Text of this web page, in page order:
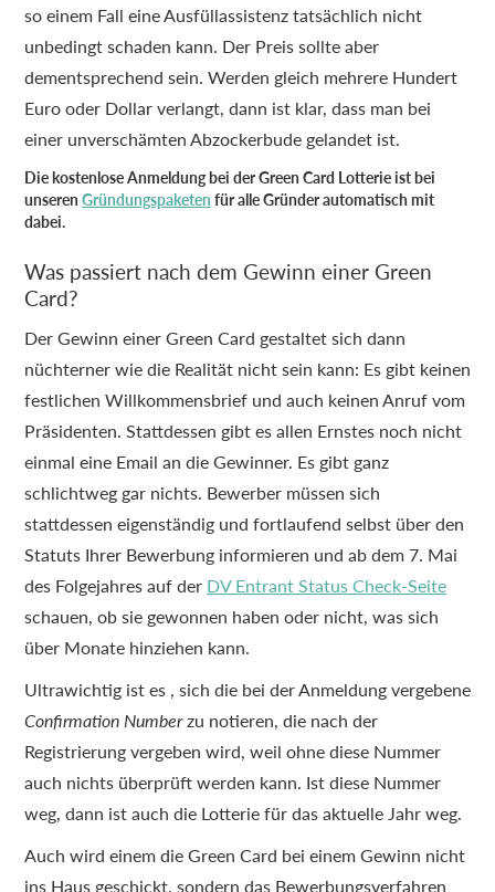
so einem Fall eine Ausfüllassistenz tatsächlich nicht
unbedingt schaden kann. Der Preis sollte aber
dementsprechend sein. Werden gleich mehrere Hundert
Euro oder Dollar verlangt, dann ist klar, dass man bei
einer unverschämten Abzockerbude gelandet ist.
Die kostenlose Anmeldung bei der Green Card Lotterie ist bei
unseren Gründungspaketen für alle Gründer automatisch mit
dabei.
Was passiert nach dem Gewinn einer Green
Card?
Der Gewinn einer Green Card gestaltet sich dann
nüchterner wie die Realität nicht sein kann: Es gibt keinen
festlichen Willkommensbrief und auch keinen Anruf vom
Präsidenten. Stattdessen gibt es allen Ernstes noch nicht
einmal eine Email an die Gewinner. Es gibt ganz
schlichtweg gar nichts. Bewerber müssen sich
stattdessen eigenständig und fortlaufend selbst über den
Statuts Ihrer Bewerbung informieren und ab dem 7. Mai
des Folgejahres auf der DV Entrant Status Check-Seite
schauen, ob sie gewonnen haben oder nicht, was sich
über Monate hinziehen kann.
Ultrawichtig ist es , sich die bei der Anmeldung vergebene
Confirmation Numberzu notieren, die nach der
Registrierung vergeben wird, weil ohne diese Nummer
auch nichts überprüft werden kann. Ist diese Nummer
weg, dann ist auch die Lotterie für das aktuelle Jahr weg.
Auch wird einem die Green Card bei einem Gewinn nicht
ins Haus geschickt, sondern das Bewerbungsverfahren